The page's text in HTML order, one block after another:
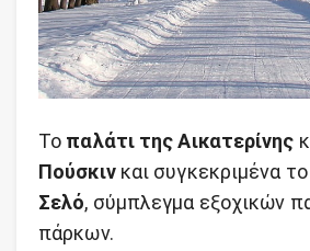
Το παλάτι της Αικατερίνης
Πούσκινκαι συγκεκριμένα το
Σελό, σύμπλεγμα εξοχικών
πάρκων.